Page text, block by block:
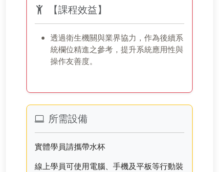
【課程效益】
透過衛生機關與業界協力，作為後續系
統欄位精進之參考，提升系統應用性與
操作友善度。
所需設備
實體學員請攜帶水杯
線上學員可使用電腦、手機及平板等行動裝